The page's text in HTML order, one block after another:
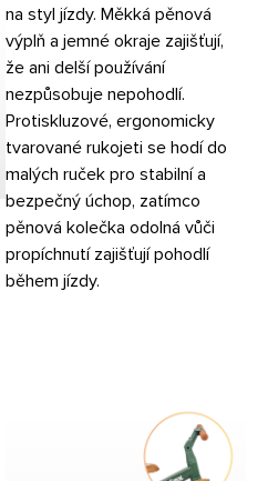
na styl jízdy. Měkká pěnová
výplň a jemné okraje zajišťují,
že ani delší používání
nezpůsobuje nepohodlí.
Protiskluzové, ergonomicky
tvarované rukojeti se hodí do
malých ruček pro stabilní a
bezpečný úchop, zatímco
pěnová kolečka odolná vůči
propíchnutí zajišťují pohodlí
během jízdy.